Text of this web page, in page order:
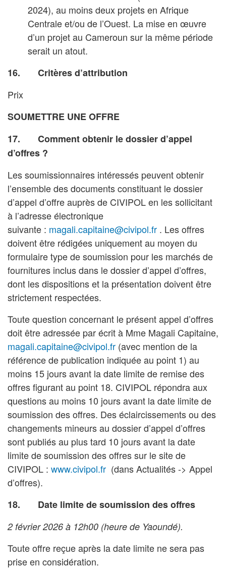
2024), au moins deux projets en Afrique
Centrale et/ou de l’Ouest. La mise en œuvre
d’un projet au Cameroun sur la même période
serait un atout.
16. Critères d’attribution
Prix
SOUMETTRE UNE OFFRE
17. Comment obtenir le dossier d’appel
d’offres ?
Les soumissionnaires intéressés peuvent obtenir
l’ensemble des documents constituant le dossier
d’appel d’offre auprès de CIVIPOL en les sollicitant
à l’adresse électronique
suivante : magali.capitaine@civipol.fr . Les offres
doivent être rédigées uniquement au moyen du
formulaire type de soumission pour les marchés de
fournitures inclus dans le dossier d’appel d’offres,
dont les dispositions et la présentation doivent être
strictement respectées.
Toute question concernant le présent appel d’offres
doit être adressée par écrit à Mme Magali Capitaine,
magali.capitaine@civipol.fr (avec mention de la
référence de publication indiquée au point 1) au
moins 15 jours avant la date limite de remise des
offres figurant au point 18. CIVIPOL répondra aux
questions au moins 10 jours avant la date limite de
soumission des offres. Des éclaircissements ou des
changements mineurs au dossier d’appel d’offres
sont publiés au plus tard 10 jours avant la date
limite de soumission des offres sur le site de
CIVIPOL : www.civipol.fr (dans Actualités -> Appel
d’offres).
18. Date limite de soumission des offres
2 février 2026 à 12h00 (heure de Yaoundé).
Toute offre reçue après la date limite ne sera pas
prise en considération.